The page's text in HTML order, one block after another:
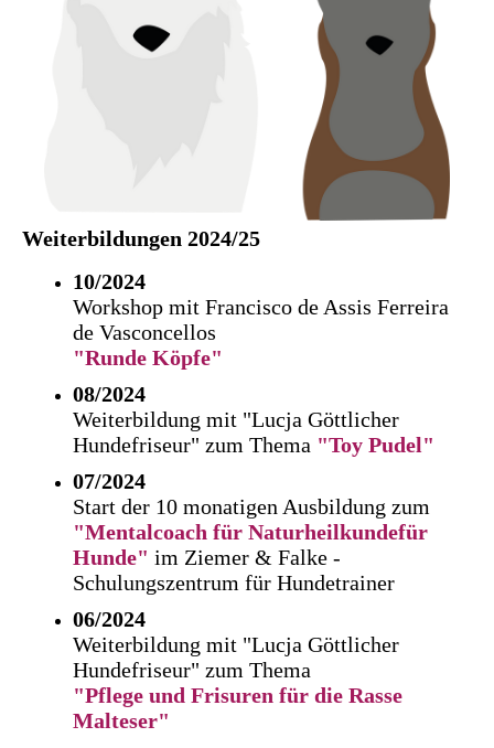
Weiterbildungen 2024/25
10/2024
Workshop mit Francisco de Assis Ferreira
de Vasconcellos
"Runde Köpfe"
08/2024
Weiterbildung mit "Lucja Göttlicher
Hundefriseur" zum Thema "Toy Pudel"
07/2024
Start der 10 monatigen Ausbildung zum
"Mentalcoach für Naturheilkundefür
Hunde" im Ziemer & Falke -
Schulungszentrum für Hundetrainer
06/2024
Weiterbildung mit "Lucja Göttlicher
Hundefriseur" zum Thema
"Pflege und Frisuren für die Rasse
Malteser"